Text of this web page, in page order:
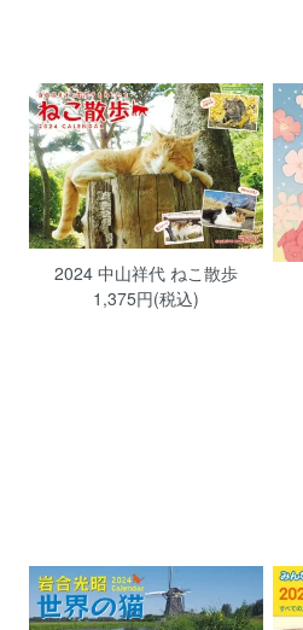
2024 中山祥代 ねこ散歩
1,375円(税込)